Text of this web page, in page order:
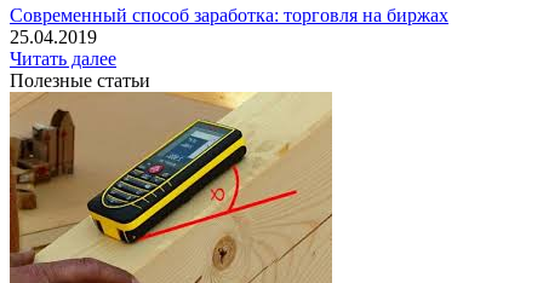
Современный способ заработка: торговля на биржах
25.04.2019
Читать далее
Полезные статьи